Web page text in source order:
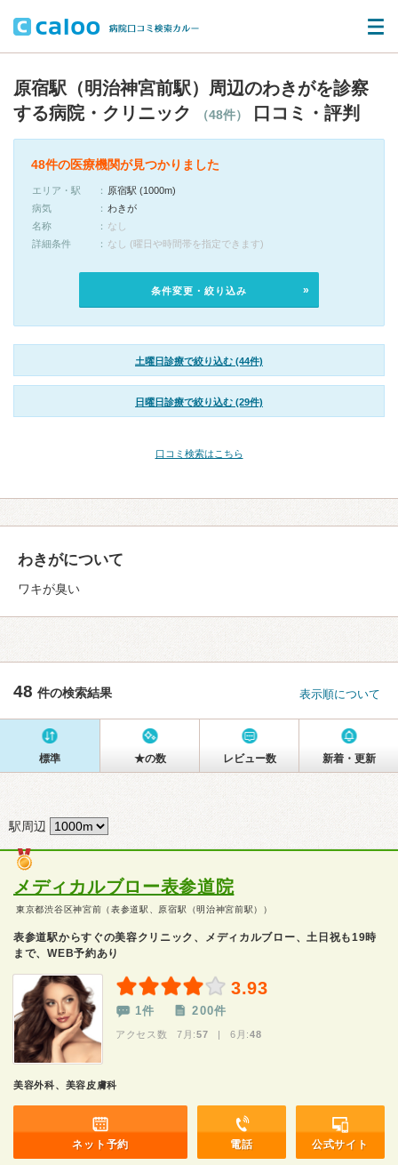
原宿駅（明治神宮前駅）周辺のわきがを診察
する病院・クリニック
（48件） 口コミ・評判
48件の医療機関が見つかりました
エリア・駅
原宿駅 (1000m)
病気
わきが
名称
なし
詳細条件
なし (曜日や時間帯を指定できます)
条件変更・絞り込み
土曜日診療で絞り込む (44件)
日曜日診療で絞り込む (29件)
口コミ検索はこちら
わきがについて
ワキが臭い
48 件の検索結果 表示順について
標準 ★の数 レビュー数 新着・更新
駅周辺
メディカルブロー表参道院
東京都渋谷区神宮前（表参道駅、原宿駅（明治神宮前駅））
表参道駅からすぐの美容クリニック、メディカルブロー、土日祝も19時
まで、WEB予約あり
3.93
1件 200件
アクセス数 7月:57 | 6月:48
美容外科、美容皮膚科
ネット予約 電話 公式サイト